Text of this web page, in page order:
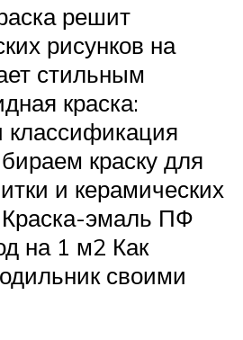
решит
рисунков на
стильным
краска:
классификация
краску для
и керамических
Краска-эмаль ПФ
на 1 м2 Как
своими